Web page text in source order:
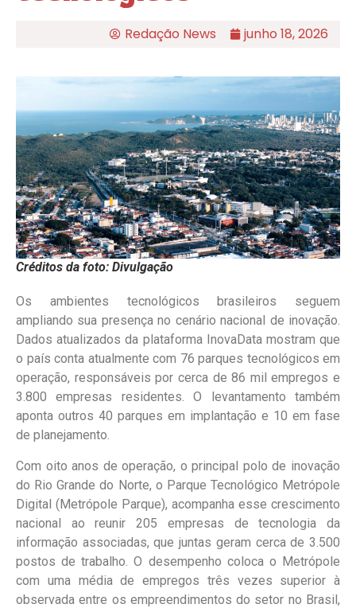
Redação News junho 18, 2026
Créditos da foto: Divulgação
Os ambientes tecnológicos brasileiros seguem
ampliando sua presença no cenário nacional de inovação.
Dados atualizados da plataforma InovaData mostram que
o país conta atualmente com 76 parques tecnológicos em
operação, responsáveis por cerca de 86 mil empregos e
3.800 empresas residentes. O levantamento também
aponta outros 40 parques em implantação e 10 em fase
de planejamento.
Com oito anos de operação, o principal polo de inovação
do Rio Grande do Norte, o Parque Tecnológico Metrópole
Digital (Metrópole Parque), acompanha esse crescimento
nacional ao reunir 205 empresas de tecnologia da
informação associadas, que juntas geram cerca de 3.500
postos de trabalho. O desempenho coloca o Metrópole
com uma média de empregos três vezes superior à
observada entre os empreendimentos do setor no Brasil,